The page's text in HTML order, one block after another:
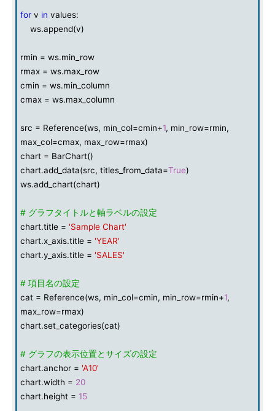
for v in values:
ws.append(v)
rmin = ws.min_row
rmax = ws.max_row
cmin = ws.min_column
cmax = ws.max_column
src = Reference(ws, min_col=cmin+1, min_row=rmin,
max_col=cmax, max_row=rmax)
chart = BarChart()
chart.add_data(src, titles_from_data=True)
ws.add_chart(chart)
# グラフタイトルと軸ラベルの設定
chart.title = 'Sample Chart'
chart.x_axis.title = 'YEAR'
chart.y_axis.title = 'SALES'
# 項目名の設定
cat = Reference(ws, min_col=cmin, min_row=rmin+1,
max_row=rmax)
chart.set_categories(cat)
# グラフの表示位置とサイズの設定
chart.anchor = 'A10'
chart.width = 20
chart.height = 15